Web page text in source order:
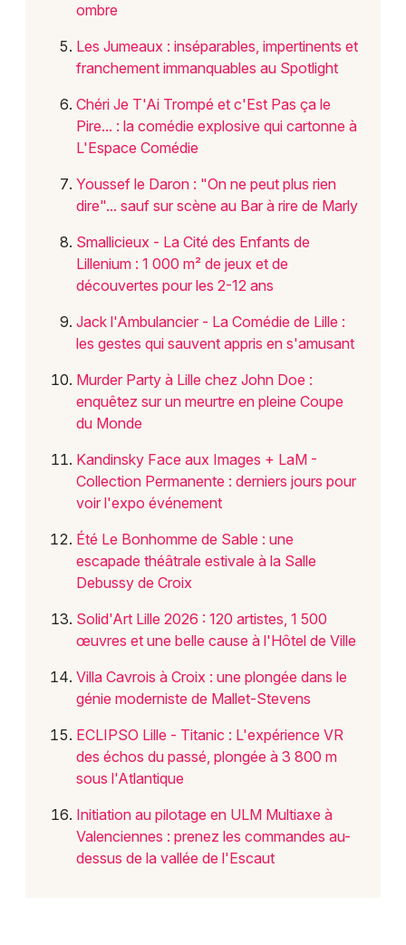
ombre
Les Jumeaux : inséparables, impertinents et
franchement immanquables au Spotlight
Chéri Je T'Ai Trompé et c'Est Pas ça le
Pire... : la comédie explosive qui cartonne à
L'Espace Comédie
Youssef le Daron : "On ne peut plus rien
dire"... sauf sur scène au Bar à rire de Marly
Smallicieux - La Cité des Enfants de
Lillenium : 1 000 m² de jeux et de
découvertes pour les 2-12 ans
Jack l'Ambulancier - La Comédie de Lille :
les gestes qui sauvent appris en s'amusant
Murder Party à Lille chez John Doe :
enquêtez sur un meurtre en pleine Coupe
du Monde
Kandinsky Face aux Images + LaM -
Collection Permanente : derniers jours pour
voir l'expo événement
Été Le Bonhomme de Sable : une
escapade théâtrale estivale à la Salle
Debussy de Croix
Solid'Art Lille 2026 : 120 artistes, 1 500
œuvres et une belle cause à l'Hôtel de Ville
Villa Cavrois à Croix : une plongée dans le
génie moderniste de Mallet-Stevens
ECLIPSO Lille - Titanic : L'expérience VR
des échos du passé, plongée à 3 800 m
sous l'Atlantique
Initiation au pilotage en ULM Multiaxe à
Valenciennes : prenez les commandes au-
dessus de la vallée de l'Escaut